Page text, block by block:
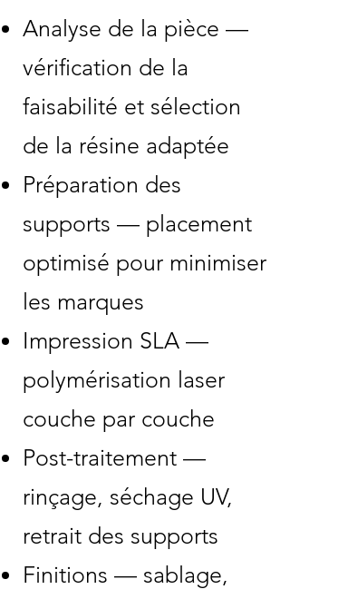
Analyse de la pièce —
vérification de la
faisabilité et sélection
de la résine adaptée
Préparation des
supports — placement
optimisé pour minimiser
les marques
Impression SLA —
polymérisation laser
couche par couche
Post-traitement —
rinçage, séchage UV,
retrait des supports
Finitions — sablage,